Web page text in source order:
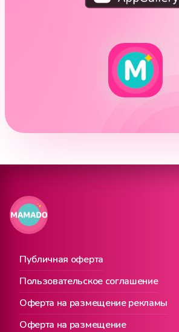
Публичная оферта
Пользовательское соглашение
Оферта на размещение рекламы
Оферта на размещение